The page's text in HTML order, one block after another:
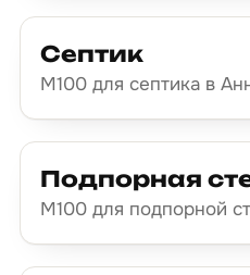
Септик
М100 для септика в
Подпорная
М100 для подпорной